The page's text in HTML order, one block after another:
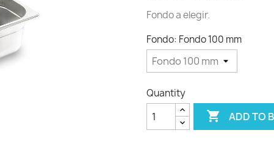
Fondo a elegir.
Fondo: Fondo 100 mm
Quantity
 ADD TO